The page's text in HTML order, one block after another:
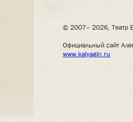
© 2007– 2026, Театр
Официальный сайт
www.kalyagin.ru